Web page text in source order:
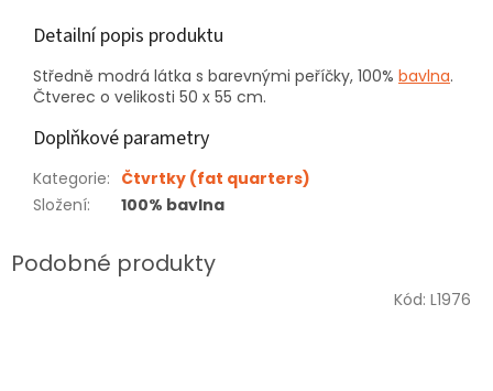
Detailní popis produktu
Středně modrá látka s barevnými peříčky, 100% bavlna.
Čtverec o velikosti 50 x 55 cm.
Doplňkové parametry
Kategorie: Čtvrtky (fat quarters)
Složení: 100% bavlna
Kód: L1976